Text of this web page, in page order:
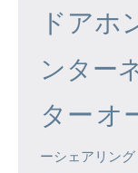
ドアホ
ンター
ター オ
ーシェアリング